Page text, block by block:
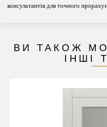
консультантів для точного
ВИ ТАКОЖ
ІНШІ